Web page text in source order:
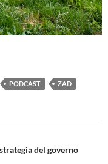
PODCAST ZAD
del governo